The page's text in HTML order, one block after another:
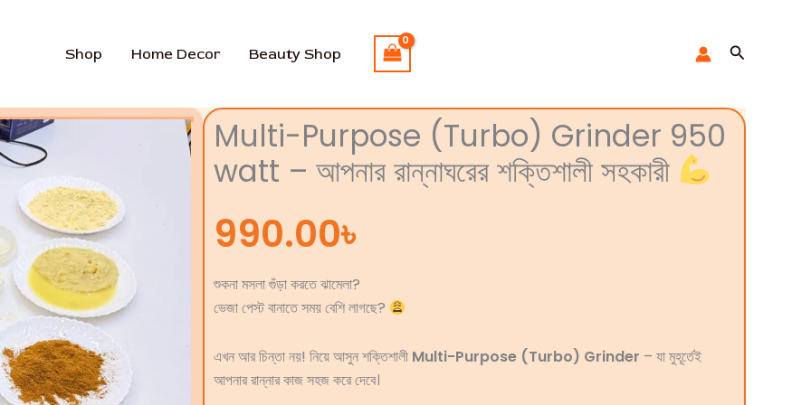
Shop Home Decor Beauty Shop Search
Multi-Purpose (Turbo) Grinder 950
watt – আপনার রান্নাঘরের শক্তিশালী সহকারী
990.00৳
শুকনা মসলা গুঁড়া করতে ঝামেলা?
ভেজা পেস্ট বানাতে সময় বেশি লাগছে?
এখন আর চিন্তা নয়! নিয়ে আসুন শক্তিশালী Multi-Purpose (Turbo) Grinder – যা মুহূর্তেই
আপনার রান্নার কাজ সহজ করে দেবে।